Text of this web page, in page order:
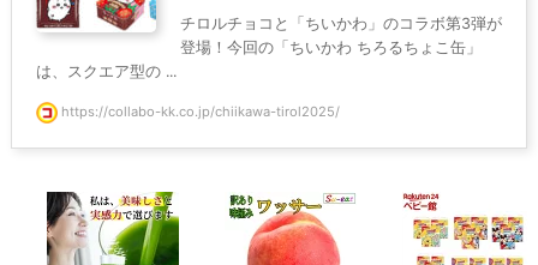
チロルチョコと「ちいかわ」のコラボ第3弾が
登場！今回の「ちいかわ ちろるちょこ缶」
は、スクエア型の ...
https://collabo-kk.co.jp/chiikawa-tirol2025/